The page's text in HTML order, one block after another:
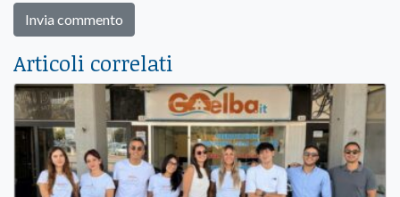
Articoli correlati